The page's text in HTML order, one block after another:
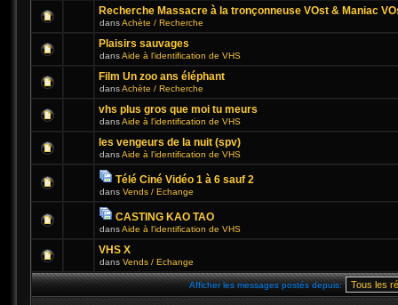
Recherche Massacre à la tronçonneuse VOst & Maniac
dansAchète / Recherche
Plaisirs sauvages
dansAide à l'identification de VHS
Film Un zoo ans éléphant
dansAchète / Recherche
vhs plus gros que moi tu meurs
dansAide à l'identification de VHS
les vengeurs de la nuit (spv)
dansAide à l'identification de VHS
Télé Ciné Vidéo 1 à 6 sauf 2
dans Vends / Echange
CASTING KAO TAO
dansAide à l'identification de VHS
VHS X
dans Vends / Echange
Afficher les messages postés depuis: